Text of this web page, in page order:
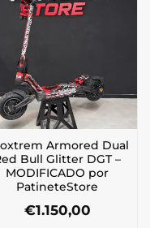
Armored Dual
Bull Glitter DGT –
MODIFICADO por
PatineteStore
€1.150,00